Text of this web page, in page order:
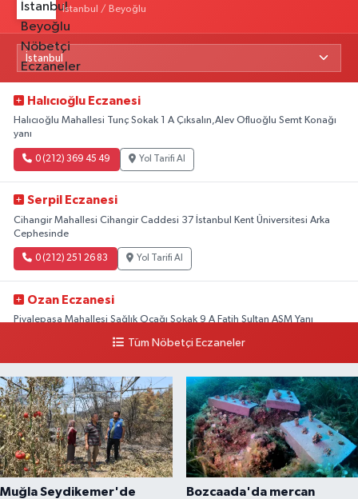
İstanbul / Beyoğlu
Halıcıoğlu Eczanesi
Halıcıoğlu Mahallesi Tunç Sokak 1 A Çıksalın,Alev Ofluoğlu Semt Konağı
yanı
0 (212) 369 45 49 Yol Tarifi Al
Serpil Eczanesi
Cihangir Mahallesi Cihangir Caddesi 37 İstanbul Kent Üniversitesi Arka
Cephesinde
0 (212) 251 26 83 Yol Tarifi Al
Ozan Eczanesi
Piyalepaşa Mahallesi Sağlık Ocağı Sokak 9 A Fatih Sultan ASM Yanı
Yol Tarifi Al
Tüm Nöbetçi Eczaneler
Muğla Seydikemer'de
Bozcaada'da mercan